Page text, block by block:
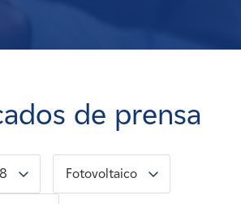
de prensa
Fotovoltaico